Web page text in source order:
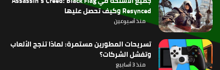
Resynced وكيف تحصل عليها
منذ أسبوعين
تسريحات المطورين مستمرة: لماذا تنجح الألعاب
وتفشل الشركات؟
منذ 3 أسابيع